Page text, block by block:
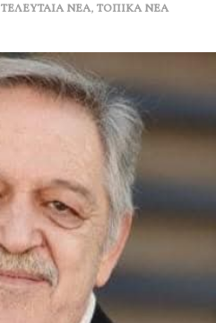
ΤΕΛΕΥΤΑΙΑ ΝΕΑ, ΤΟΠΙΚΑ ΝΕΑ